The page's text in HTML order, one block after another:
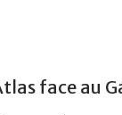
face au